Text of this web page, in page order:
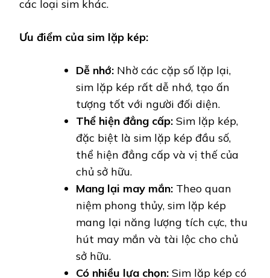
các loại sim khác.
Ưu điểm của sim lặp kép:
Dễ nhớ: Nhờ các cặp số lặp lại,
sim lặp kép rất dễ nhớ, tạo ấn
tượng tốt với người đối diện.
Thể hiện đẳng cấp: Sim lặp kép,
đặc biệt là sim lặp kép đầu số,
thể hiện đẳng cấp và vị thế của
chủ sở hữu.
Mang lại may mắn: Theo quan
niệm phong thủy, sim lặp kép
mang lại năng lượng tích cực, thu
hút may mắn và tài lộc cho chủ
sở hữu.
Có nhiều lựa chọn: Sim lặp kép có